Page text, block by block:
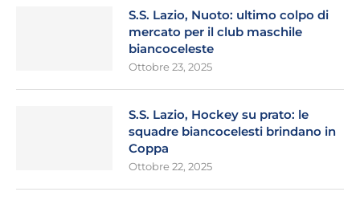
S.S. Lazio, Nuoto: ultimo colpo di
mercato per il club maschile
biancoceleste
Ottobre 23, 2025
S.S. Lazio, Hockey su prato: le
squadre biancocelesti brindano in
Coppa
Ottobre 22, 2025